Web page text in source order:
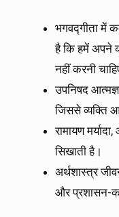
भगवद्गीता में
है कि हमें अपने
नहीं करनी
उपनिषद
जिससे व्यक्ति
रामायण
सिखाती है।
अर्थशास्त्र
और प्रशासन-